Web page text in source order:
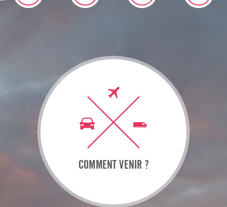
COMMENT VENIR ?